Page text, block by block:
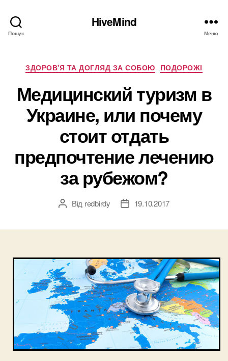
Пошук
HiveMind
Меню
Категорії
ЗДОРОВ'Я ТА ДОГЛЯД ЗА СОБОЮ ПОДОРОЖІ
Медицинский туризм в
Украине, или почему
стоит отдать
предпочтение лечению
за рубежом?
Автор
Від redbirdy
Дата19.10.2017